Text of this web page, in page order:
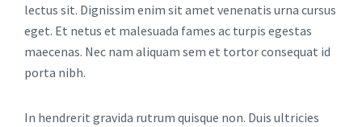
lectus sit. Dignissim enim sit amet venenatis urna cursus
eget. Et netus et malesuada fames ac turpis egestas
maecenas. Nec nam aliquam sem et tortor consequat id
porta nibh.
In hendrerit gravida rutrum quisque non. Duis ultricies